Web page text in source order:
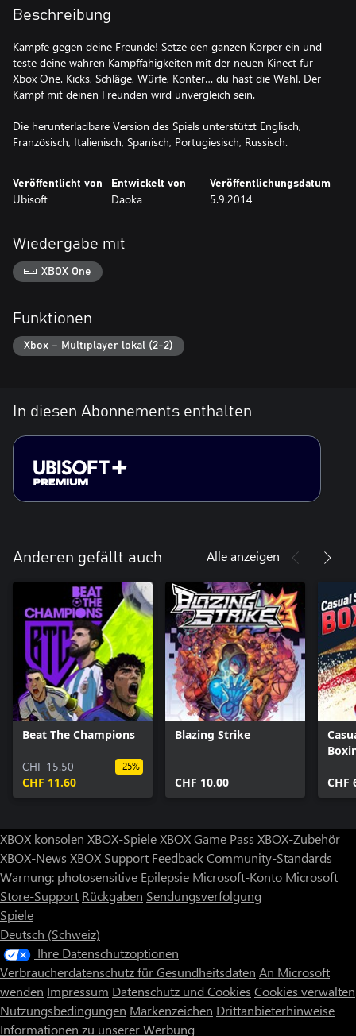
Beschreibung
Kämpfe gegen deine Freunde! Setze den ganzen Körper ein und
teste deine wahren Kampffähigkeiten mit der neuen Kinect für
Xbox One. Kicks, Schläge, Würfe, Konter… du hast die Wahl. Der
Kampf mit deinen Freunden wird unvergleich sein.
Die herunterladbare Version des Spiels unterstützt Englisch,
Französisch, Italienisch, Spanisch, Portugiesisch, Russisch.
Veröffentlicht von
Ubisoft
Entwickelt von
Daoka
Veröffentlichungsdatum
5.9.2014
Wiedergabe mit
XBOX One
Funktionen
Xbox – Multiplayer lokal (2-2)
In diesen Abonnements enthalten
Anderen gefällt auch Alle anzeigen
Beat The Champions
CHF 15.50
CHF 11.60
-25%
Blazing Strike
CHF 10.00 CHF
XBOX konsolen XBOX-SpieleXBOX Game Pass XBOX-Zubehör
XBOX-News XBOX Support FeedbackCommunity-Standards
Warnung: photosensitive Epilepsie Microsoft-Konto Microsoft
Store-Support Rückgaben Sendungsverfolgung
Spiele
Deutsch (Schweiz)
Ihre Datenschutzoptionen
Verbraucherdatenschutz für Gesundheitsdaten An Microsoft
wenden Impressum Datenschutz und Cookies Cookies verwalten
Nutzungsbedingungen Markenzeichen Drittanbieterhinweise
Informationen zu unserer Werbung